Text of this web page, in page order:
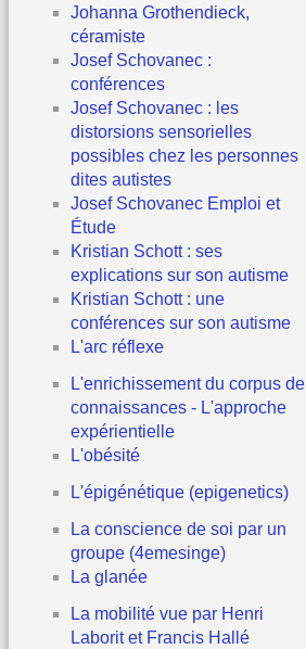
Johanna Grothendieck,
céramiste
Josef Schovanec :
conférences
Josef Schovanec : les
distorsions sensorielles
possibles chez les personnes
dites autistes
Josef Schovanec Emploi et
Étude
Kristian Schott : ses
explications sur son autisme
Kristian Schott : une
conférences sur son autisme
L'arc réflexe
L'enrichissement du corpus de
connaissances - L'approche
expérientielle
L'obésité
L'épigénétique (epigenetics)
La conscience de soi par un
groupe (4emesinge)
La glanée
La mobilité vue par Henri
Laborit et Francis Hallé